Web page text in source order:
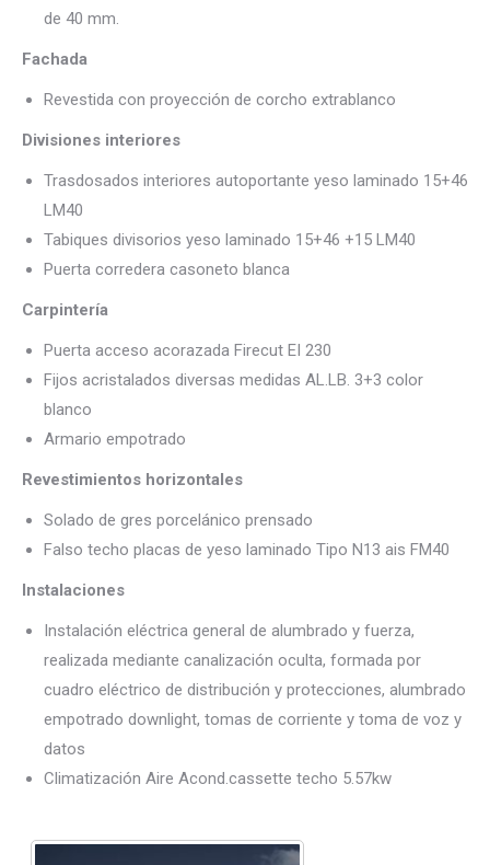
de 40 mm.
Fachada
Revestida con proyección de corcho extrablanco
Divisiones interiores
Trasdosados interiores autoportante yeso laminado 15+46
LM40
Tabiques divisorios yeso laminado 15+46 +15 LM40
Puerta corredera casoneto blanca
Carpintería
Puerta acceso acorazada Firecut EI 230
Fijos acristalados diversas medidas AL.LB. 3+3 color
blanco
Armario empotrado
Revestimientos horizontales
Solado de gres porcelánico prensado
Falso techo placas de yeso laminado Tipo N13 ais FM40
Instalaciones
Instalación eléctrica general de alumbrado y fuerza,
realizada mediante canalización oculta, formada por
cuadro eléctrico de distribución y protecciones, alumbrado
empotrado downlight, tomas de corriente y toma de voz y
datos
Climatización Aire Acond.cassette techo 5.57kw